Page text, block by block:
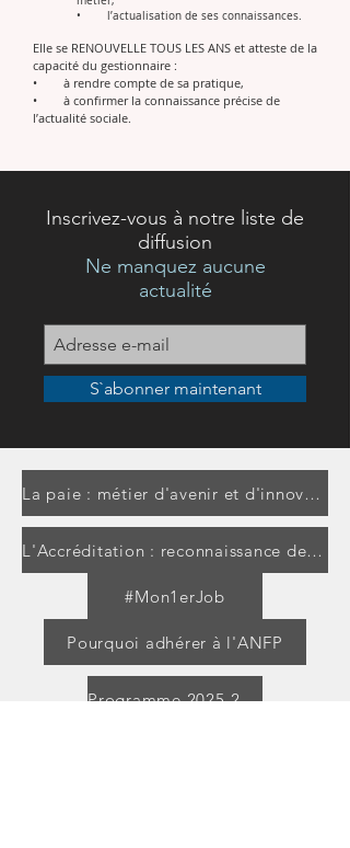
• l’actualisation de ses connaissances.
Elle se RENOUVELLE TOUS LES ANS et atteste de la
capacité du gestionnaire :
• à rendre compte de sa pratique,
• à confirmer la connaissance précise de
l’actualité sociale.
Inscrivez-vous à notre liste de
diffusion
Ne manquez aucune
actualité
S`abonner maintenant
La paie : métier d'avenir et d'innovation
L'Accréditation : reconnaissance des professionnels de la paie
#Mon1erJob
Pourquoi adhérer à l'ANFP
Programme 2025-2026